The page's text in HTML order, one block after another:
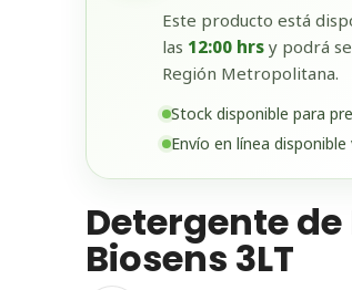
Este producto está
las 12:00 hrs y podrá
Región Metropolitana.
Stock disponible para
Envío en línea disponible
Detergente
Biosens 3LT